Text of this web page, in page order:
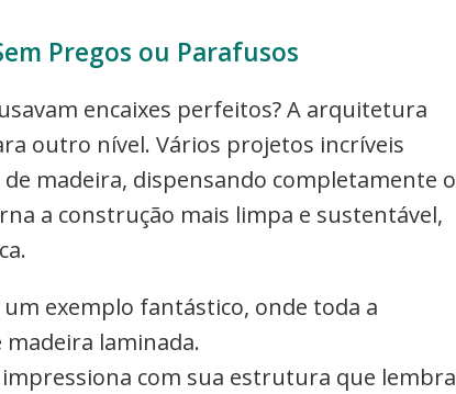
Pregos ou Parafusos
encaixes perfeitos? A arquitetura
outro nível. Vários projetos incríveis
madeira, dispensando completamente o
a construção mais limpa e sustentável,
um exemplo fantástico, onde toda a
laminada.
com sua estrutura que lembra